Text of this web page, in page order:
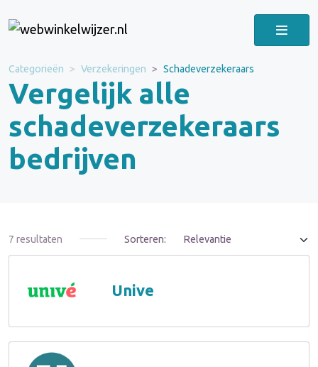
Categorieën Verzekeringen Schadeverzekeraars
Vergelijk alle
schadeverzekeraars
bedrijven
7 resultaten Sorteren:
Unive